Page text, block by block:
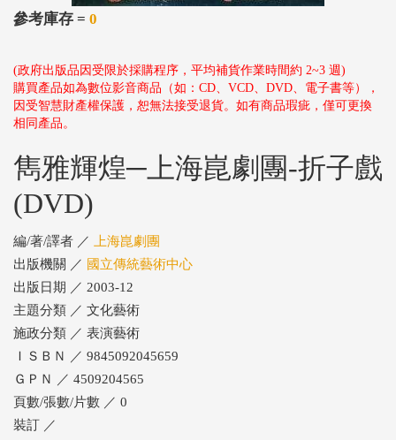
參考庫存 = 0
(政府出版品因受限於採購程序，平均補貨作業時間約 2~3 週)
購買產品如為數位影音商品（如：CD、VCD、DVD、電子書等），
因受智慧財產權保護，恕無法接受退貨。如有商品瑕疵，僅可更換
相同產品。
雋雅輝煌─上海崑劇團-折子戲
(DVD)
編/著/譯者 ／
上海崑劇團
出版機關 ／ 國立傳統藝術中心
出版日期 ／ 2003-12
主題分類 ／ 文化藝術
施政分類 ／ 表演藝術
ＩＳＢＮ ／ 9845092045659
ＧＰＮ ／ 4509204565
頁數/張數/片數 ／ 0
裝訂 ／